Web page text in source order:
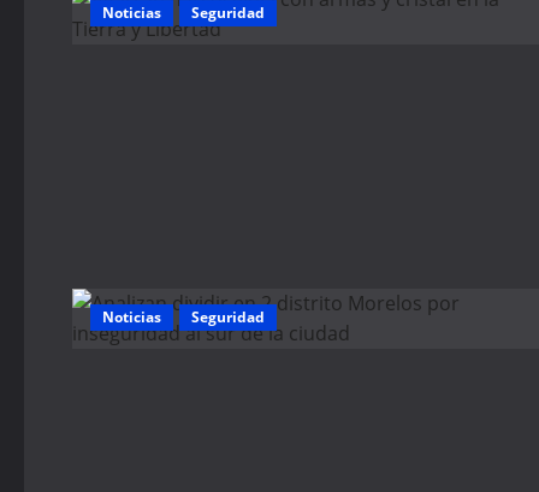
Noticias Seguridad
Noticias Seguridad